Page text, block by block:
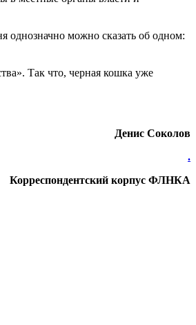
однозначно можно сказать об одном:
Так что, черная кошка уже
Денис Соколов
.
Корреспондентский корпус ФЛНКА